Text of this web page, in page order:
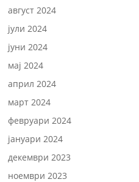
август 2024
јули 2024
јуни 2024
мај 2024
април 2024
март 2024
февруари 2024
јануари 2024
декември 2023
ноември 2023